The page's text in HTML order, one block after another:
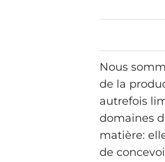
Nous
de la
autrefois
domaines
matière:
de